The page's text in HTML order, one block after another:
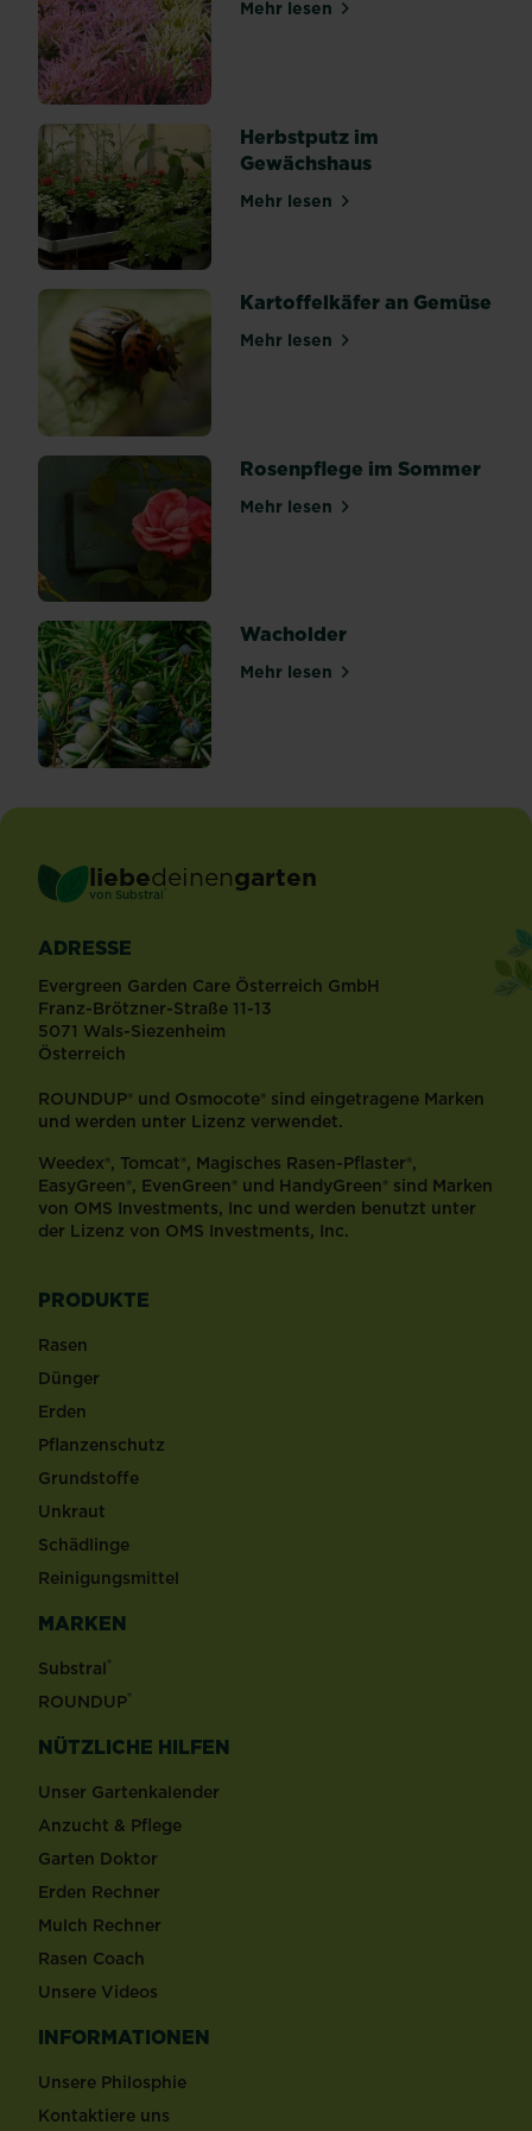
Beispiel
Festuca
ruba,
auch
Rot-
Schwingel
genannt.
Diese
Art
wird
in
den
sogenannten
englischen
oder...
Mehr lesenüber Heidekraut
Herbstputz im
Gewächshaus
Mehr lesenüber Herbstputz im
Kartoffelkäfer an Gemüse
Mehr lesenüber Kartoffelkäfer an
Rosenpflege im Sommer
Mehr lesenüber Rosenpflege im
Wacholder
Mehr lesenüber Wacholder
liebedeinengarten
von Substral ®
ADRESSE
Evergreen Garden Care Österreich GmbH
Franz-Brötzner-Straße 11-13
5071 Wals-Siezenheim
Österreich
ROUNDUP® und Osmocote® sind eingetragene Marken
und werden unter Lizenz verwendet.
Weedex®, Tomcat®, Magisches Rasen-Pflaster®,
EasyGreen®, EvenGreen® und HandyGreen® sind Marken
von OMS Investments, Inc und werden benutzt unter
der Lizenz von OMS Investments, Inc.
PRODUKTE
Rasen
Dünger
Erden
Pflanzenschutz
Grundstoffe
Unkraut
Schädlinge
Reinigungsmittel
MARKEN
Substral®
ROUNDUP®
NÜTZLICHE HILFEN
Unser Gartenkalender
Anzucht & Pflege
Garten Doktor
Erden Rechner
Mulch Rechner
Rasen Coach
Unsere Videos
INFORMATIONEN
Unsere Philosphie
Kontaktiere uns